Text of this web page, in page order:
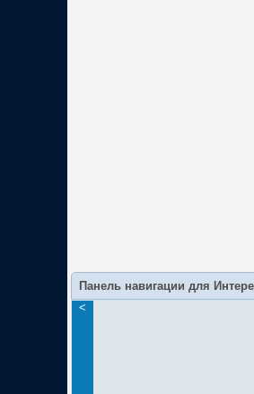
Панель навигации для
<